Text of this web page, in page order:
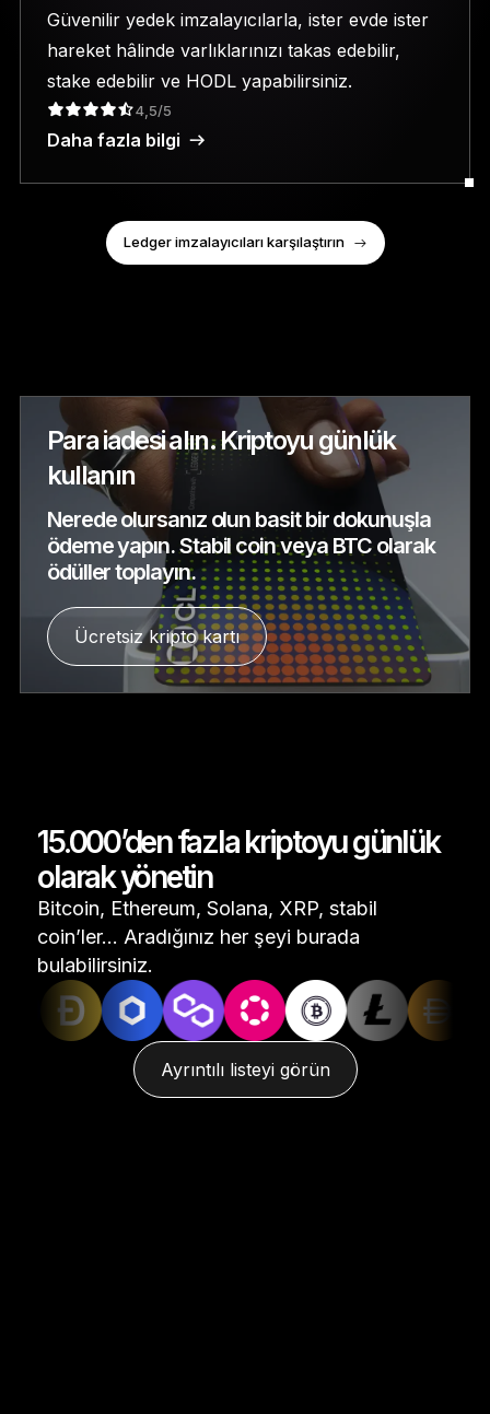
Güvenilir yedek imzalayıcılarla, ister evde ister
hareket hâlinde varlıklarınızı takas edebilir,
stake edebilir ve HODL yapabilirsiniz.
4,5/5
Daha fazla bilgi
Ledger imzalayıcıları karşılaştırın
Para iadesi alın. Kriptoyu günlük
kullanın
Nerede olursanız olun basit bir dokunuşla
ödeme yapın. Stabil coin veya BTC olarak
ödüller toplayın.
Ücretsiz kripto kartı
15.000’den fazla kriptoyu günlük
olarak yönetin
Bitcoin, Ethereum, Solana, XRP, stabil
coin’ler... Aradığınız her şeyi burada
bulabilirsiniz.
Ayrıntılı listeyi görün